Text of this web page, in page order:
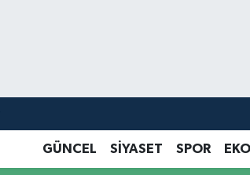
GÜNCEL SİYASET SPOR